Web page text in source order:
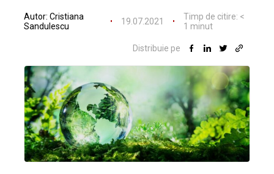
Autor: Cristiana
Sandulescu
19.07.2021 Timp de citire: <
1 minut
Distribuie pe